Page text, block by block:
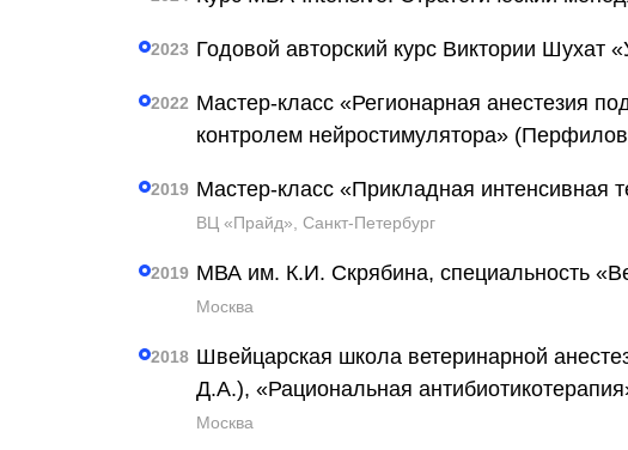
2023 Годовой авторский курс Виктории Шухат
2022 Мастер-класс «Регионарная анестезия
контролем нейростимулятора»
2019 Мастер-класс «Прикладная интенсивная
ВЦ «Прайд», Санкт-Петербург
2019 МВА им. К.И. Скрябина, специальность
Москва
2018 Швейцарская школа ветеринарной
Д.А.), «Рациональная
Москва